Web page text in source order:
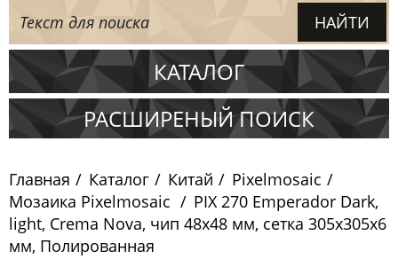
КАТАЛОГ
Испания
Китай
Pixelmosaic
РАСШИРЕНЫЙ ПОИСК
Главная Каталог Китай
Pixelmosaic
Мозаика Pixelmosaic
PIX 270 Emperador Dark,
light, Crema Nova, чип 48x48 мм, сетка 305х305x6
мм, Полированная